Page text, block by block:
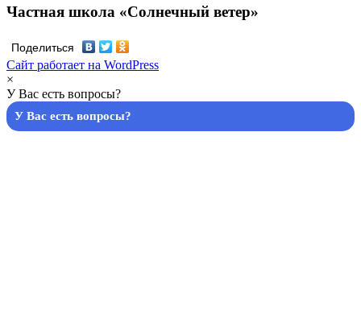
Частная школа «Солнечный ветер»
Поделиться
Сайт работает на WordPress
×
У Вас есть вопросы?
У Вас есть вопросы?